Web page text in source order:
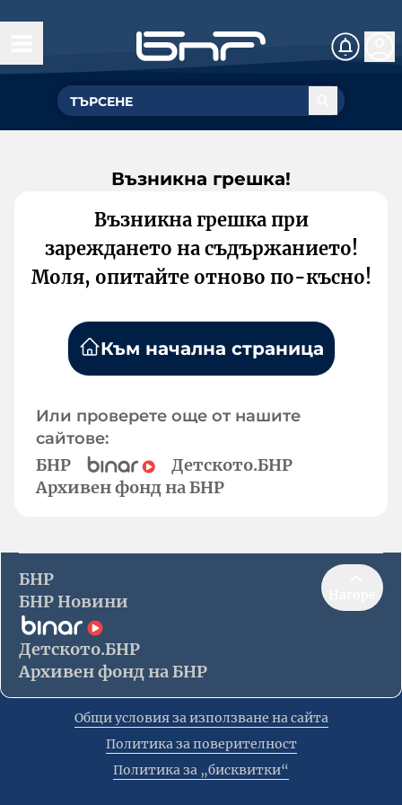
Възникна грешка!
Възникна грешка при
зареждането на съдържанието!
Моля, опитайте отново по-късно!
Към начална страница
Или проверете още от нашите
сайтове:
БНР
Детското.БНР
Архивен фонд на БНР
БНР
БНР Новини
Детското.БНР
Архивен фонд на БНР
Общи условия за използване на сайта
Политика за поверителност
Политика за „бисквитки“